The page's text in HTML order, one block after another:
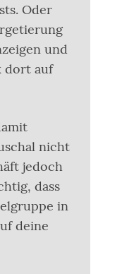
Oder
und
dort auf
nicht
jedoch
dass
in
deine